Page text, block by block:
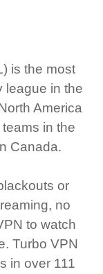
is the most
league in the
America
in the
Canada.
or
no
to watch
Turbo VPN
in over 111